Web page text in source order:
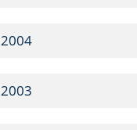
2004
2003